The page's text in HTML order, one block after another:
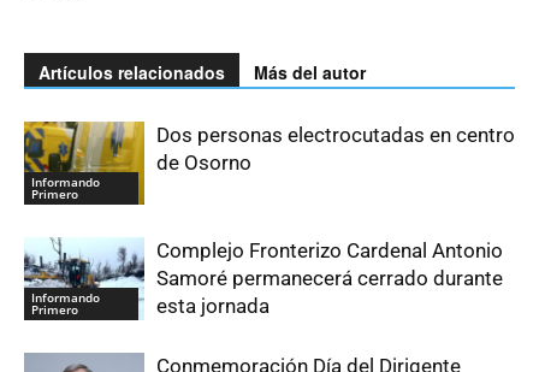
Artículos relacionados Más del autor
Informando
Primero
Dos personas electrocutadas en centro
de Osorno
Informando
Primero
Complejo Fronterizo Cardenal Antonio
Samoré permanecerá cerrado durante
esta jornada
Conmemoración Día del Dirigente